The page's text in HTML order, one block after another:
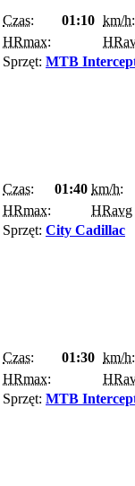
Czas: 01:10 km/h:
HRmax:
Sprzęt: MTB
Czas: 01:40 km/h:
HRmax:
HRavg
Sprzęt: City Cadillac
Czas: 01:30 km/h:
HRmax:
Sprzęt: MTB